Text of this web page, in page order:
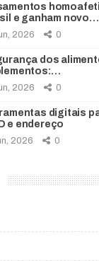
e ganham novo…
2026 0
dos
2026 0
digitais
e endereço
2026 0